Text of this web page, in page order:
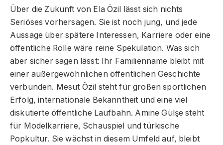
Über die Zukunft von Ela Özil lässt sich nichts
Seriöses vorhersagen. Sie ist noch jung, und jede
Aussage über spätere Interessen, Karriere oder eine
öffentliche Rolle wäre reine Spekulation. Was sich
aber sicher sagen lässt: Ihr Familienname bleibt mit
einer außergewöhnlichen öffentlichen Geschichte
verbunden. Mesut Özil steht für großen sportlichen
Erfolg, internationale Bekanntheit und eine viel
diskutierte öffentliche Laufbahn. Amine Gülşe steht
für Modelkarriere, Schauspiel und türkische
Popkultur. Sie wächst in diesem Umfeld auf, bleibt